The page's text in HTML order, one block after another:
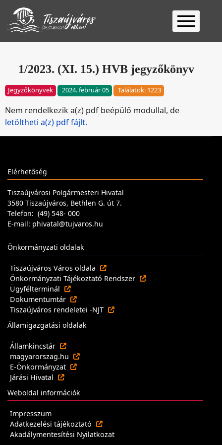
Kezdőlap
Ügyfélfogadás
2026
1/2023. (XI. 15.) HVB jegyzőkönyv
Jegyzőkönyvek 2024. február 05 Találatok: 1223
Nem rendelkezik a(z) pdf beépülő modullal, de
letöltheti a(z) pdf fájlt.
Elérhetőség
Tiszaújvárosi Polgármesteri Hivatal
3580 Tiszaújváros, Bethlen G. út 7.
Telefon: (49) 548- 000
E-mail: phivatal@tujvaros.hu
Önkormányzati oldalak
Tiszaújváros Város oldala
Önkormányzati Tájékoztató Rendszer
Ügyfélterminál
Dokumentumtár
Tiszaújváros rendeletei -NJT
Államigazgatási oldalak
Államkincstár
magyarorszag.hu
E-Önkormányzat
Járási Hivatal
Weboldal információk
Impresszum
Adatkezelési tájékoztató
Akadálymentesítési Nyilatkozat